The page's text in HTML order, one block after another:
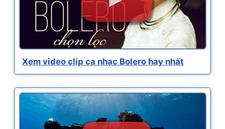
Xem video clip ca nhạc Bolero hay nhất